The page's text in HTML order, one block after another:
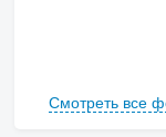
Смотреть все